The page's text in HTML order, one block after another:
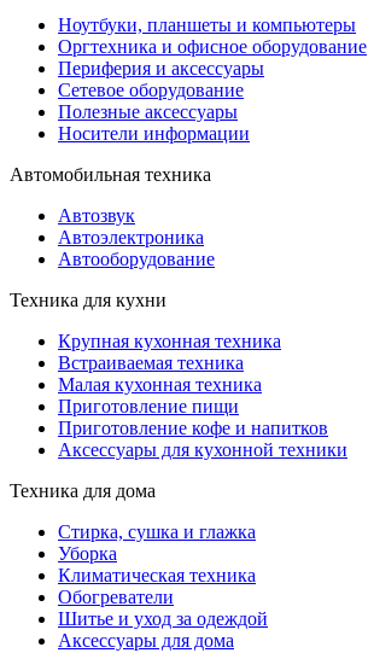
Ноутбуки, планшеты и компьютеры
Оргтехника и офисное оборудование
Периферия и аксессуары
Cетевое оборудование
Полезные аксессуары
Носители информации
Автомобильная техника
Автозвук
Автоэлектроника
Автооборудование
Техника для кухни
Крупная кухонная техника
Встраиваемая техника
Малая кухонная техника
Приготовление пищи
Приготовление кофе и напитков
Аксессуары для кухонной техники
Техника для дома
Стирка, сушка и глажка
Уборка
Климатическая техника
Обогреватели
Шитье и уход за одеждой
Аксессуары для дома